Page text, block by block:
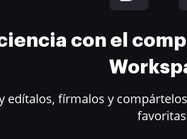
con el
edítalos, fírmalos y